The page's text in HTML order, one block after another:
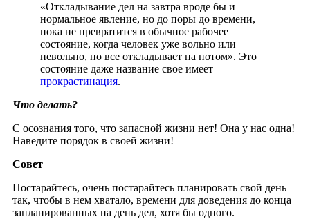
«Откладывание дел на завтра вроде бы и
нормальное явление, но до поры до времени,
пока не превратится в обычное рабочее
состояние, когда человек уже вольно или
невольно, но все откладывает на потом». Это
состояние даже название свое имеет –
прокрастинация.
Что делать?
С осознания того, что запасной жизни нет! Она у нас одна!
Наведите порядок в своей жизни!
Совет
Постарайтесь, очень постарайтесь планировать свой день
так, чтобы в нем хватало, времени для доведения до конца
запланированных на день дел, хотя бы одного.